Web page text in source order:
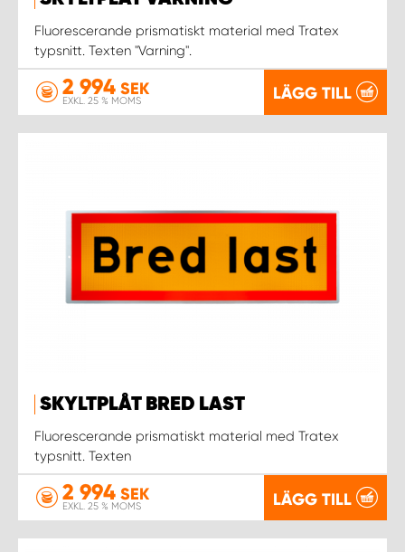
Fluorescerande prismatiskt material med Tratex
typsnitt. Texten "Varning".
2 994 SEK
EXKL. 25 % MOMS LÄGG TILL
SKYLTPLÅT BRED LAST
Fluorescerande prismatiskt material med Tratex
typsnitt. Texten
2 994 SEK
EXKL. 25 % MOMS LÄGG TILL
WORK SYSTEM SKELLEFTEÅ
WORK SYSTEM SKÖVDE
WORK SYSTEM STOCKHOLM SYD
WORK SYSTEM SUNDSVALL
WORK SYSTEM UMEÅ
WORK SYSTEM UPPSALA
WORK SYSTEM VARBERG